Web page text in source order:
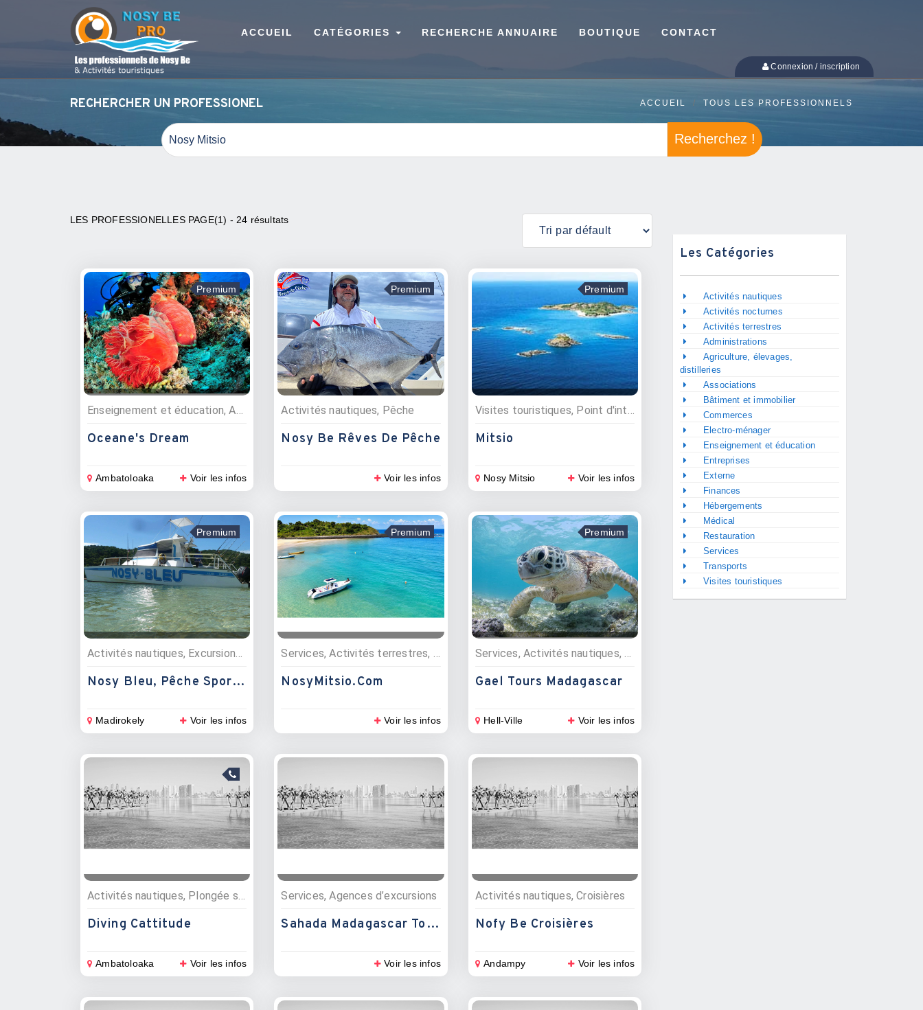
ACCUEIL CATÉGORIES RECHERCHE ANNUAIRE BOUTIQUE CONTACT
Connexion / inscription
RECHERCHER UN PROFESSIONEL ACCUEIL TOUS LES PROFESSIONNELS
Recherchez !
LES PROFESSIONELLES PAGE(1) - 24 résultats
Premium
Enseignement et éducation, Activités nautiques, Excursions, Plongée sous marine, Croisières, Vente matériel nautique, Centres de formations
Oceane's Dream
Ambatoloaka Voir les infos
Premium
Activités nautiques, Pêche
Nosy Be Rêves De Pêche
Voir les infos
Premium
Visites touristiques, Point d'interêt
Mitsio
Nosy Mitsio Voir les infos
Premium
Nosy Bleu, Pêche Sportive
Madirokely Voir les infos
Premium
NosyMitsio.com
Voir les infos
Premium
Gael Tours Madagascar
Hell-Ville Voir les infos
Activités nautiques, Plongée sous marine, Croisières
Diving Cattitude
Ambatoloaka Voir les infos
Services, Agences d’excursions
Sahada Madagascar Tours
Voir les infos
Activités nautiques, Croisières
Nofy Be Croisières
Andampy Voir les infos
Les Catégories
Activités nautiques
Activités nocturnes
Activités terrestres
Administrations
Agriculture, élevages,
distilleries
Associations
Bâtiment et immobilier
Commerces
Electro-ménager
Enseignement et éducation
Entreprises
Externe
Finances
Hébergements
Médical
Restauration
Services
Transports
Visites touristiques